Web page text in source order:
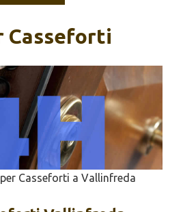
Casseforti
Casseforti a Vallinfreda